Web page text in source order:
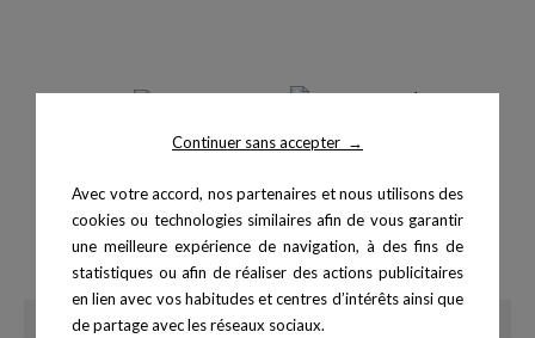
Continuer sans accepter →
Avec votre accord, nos partenaires et nous utilisons des
cookies ou technologies similaires afin de vous garantir
une meilleure expérience de navigation, à des fins de
statistiques ou afin de réaliser des actions publicitaires
en lien avec vos habitudes et centres d’intérêts ainsi que
de partage avec les réseaux sociaux.
Plyobox Bois - 25x35x45 cm
Prix
64,99 €
Lactate Pro 2
Prix
499,00 €